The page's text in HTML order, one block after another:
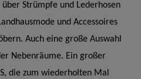
Strümpfe und Lederhosen
und Accessoires
Auch eine große Auswahl
Nebenräume. Ein großer
die zum wiederholten Mal